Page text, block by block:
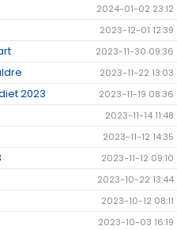
2024-01-02 23:12
2023-12-01 12:39
2023-11-30 09:36
2023-11-22 13:03
2023 2023-11-19 08:36
2023-11-14 11:48
2023-11-12 14:35
2023-11-12 09:10
2023-10-22 13:44
2023-10-12 08:11
2023-10-03 16:19